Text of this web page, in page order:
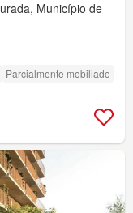
Município de
Parcialmente mobiliado